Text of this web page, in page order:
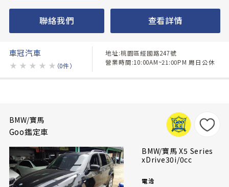
聯絡我們 查看詳情
車冠汽車
★ ★ ★ ★ ★ （0件）
地址:桃園區經國路247號
營業時間:10:00AM~21:00PM 周日公休
BMW/寶馬
Goo鑑定車
BMW/寶馬 X5 Series
xDrive30i/0cc
電洽